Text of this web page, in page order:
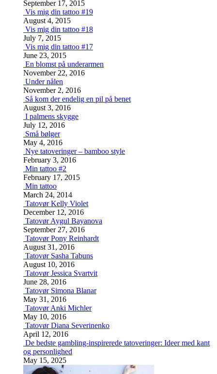
September 17, 2015
Vis mig din tattoo #19
August 4, 2015
Vis mig din tattoo #18
July 7, 2015
Vis mig din tattoo #17
June 23, 2015
En blomst på underarmen
November 22, 2016
Under nålen
November 2, 2016
Så kom der endelig en pil på benet
August 3, 2016
I palmens skygge
July 12, 2016
Små bølger
May 4, 2016
Nye tatoveringer – bamboo style
February 3, 2016
Min tattoo #2
February 17, 2015
Min tattoo
March 24, 2014
Tatovør Kelly Violet
December 12, 2016
Tatovør Aygul Bayanova
September 27, 2016
Tatovør Pony Reinhardt
August 31, 2016
Tatovør Sasha Tabuns
August 10, 2016
Tatovør Jessica Svartvit
June 28, 2016
Tatovør Simona Blanar
May 31, 2016
Tatovør Anki Michler
May 10, 2016
Tatovør Diana Severinenko
April 12, 2016
De bedste gambling-inspirerede tatoveringer: Ideer med kant
og personlighed
May 15, 2025